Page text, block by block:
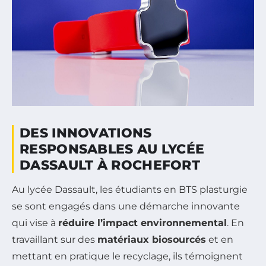
DES INNOVATIONS
RESPONSABLES AU LYCÉE
DASSAULT À ROCHEFORT
Au lycée Dassault, les étudiants en BTS plasturgie
se sont engagés dans une démarche innovante
qui vise à réduire l’impact environnemental. En
travaillant sur des matériaux biosourcés et en
mettant en pratique le recyclage, ils témoignent